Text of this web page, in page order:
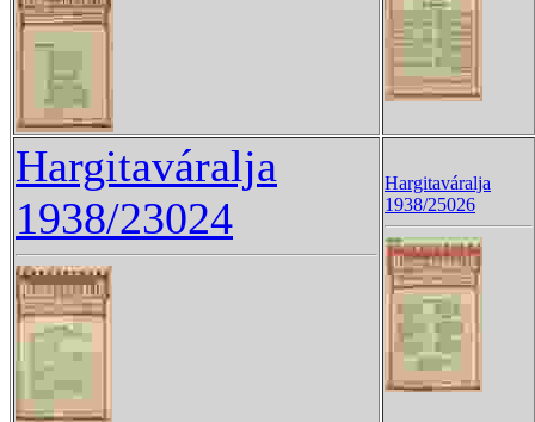
Hargitaváralja
1938/23024
Hargitaváralja
1938/25026